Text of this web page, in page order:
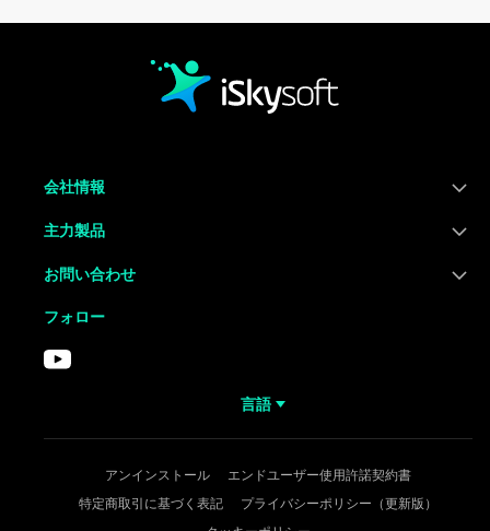
会社情報
主力製品
お問い合わせ
フォロー
言語
アンインストール
エンドユーザー使用許諾契約書
特定商取引に基づく表記
プライバシーポリシー（更新版）